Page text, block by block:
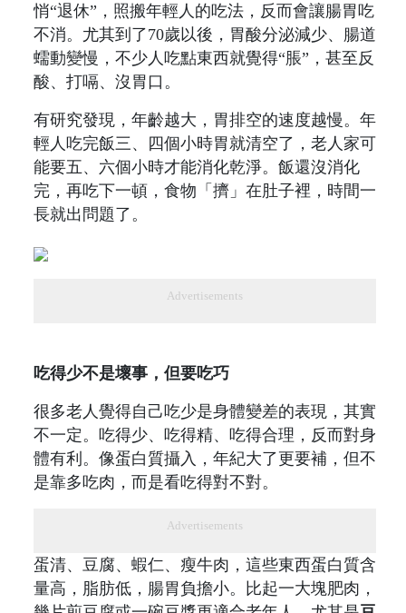
悄“退休”，照搬年輕人的吃法，反而會讓腸胃吃
不消。尤其到了70歲以後，胃酸分泌減少、腸道
蠕動變慢，不少人吃點東西就覺得“脹”，甚至反
酸、打嗝、沒胃口。
有研究發現，年齡越大，胃排空的速度越慢。年
輕人吃完飯三、四個小時胃就清空了，老人家可
能要五、六個小時才能消化乾淨。飯還沒消化
完，再吃下一頓，食物「擠」在肚子裡，時間一
長就出問題了。
Advertisements
吃得少不是壞事，但要吃巧
很多老人覺得自己吃少是身體變差的表現，其實
不一定。吃得少、吃得精、吃得合理，反而對身
體有利。像蛋白質攝入，年紀大了更要補，但不
是靠多吃肉，而是看吃得對不對。
Advertisements
蛋清、豆腐、蝦仁、瘦牛肉，這些東西蛋白質含
量高，脂肪低，腸胃負擔小。比起一大塊肥肉，